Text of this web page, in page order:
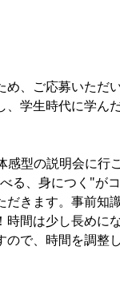
、ご応募いただ
学生時代に学ん
感型の説明会に行
る、身につく"が
きます。事前
間は少し長めに
で、時間を調整